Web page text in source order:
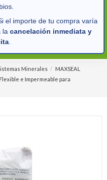
el importe de tu compra varía
la cancelación inmediata y
.
Minerales
MAXSEAL
e Impermeable para